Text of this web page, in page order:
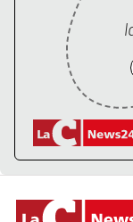
Lamezia Terme
PROGETTI
SPECIALI
Buona Sanità